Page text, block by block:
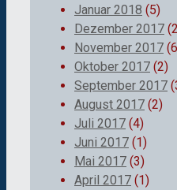
Januar 2018 (5)
Dezember 2017
November 2017
Oktober 2017 (2)
September 2017
August 2017 (2)
Juli 2017 (4)
Juni 2017 (1)
Mai 2017 (3)
April 2017 (1)